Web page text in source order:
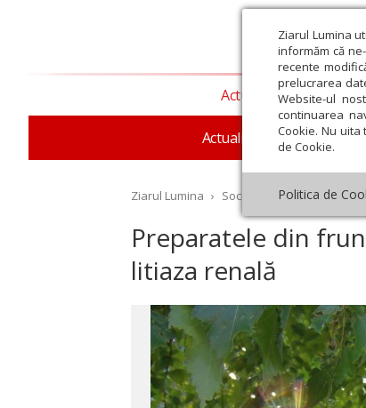
Ziarul Lumina
informăm că
recente
prelucrarea
Website-ul
continuarea
Cookie. Nu
de Cookie.
Politica de
Actualitate religioasă
Actualitate socială
Ziarul Lumina › Societate › Sănătate ›
Preparatele din
litiaza renală